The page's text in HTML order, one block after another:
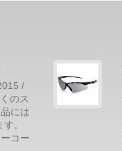
/
のス
には
。
コー